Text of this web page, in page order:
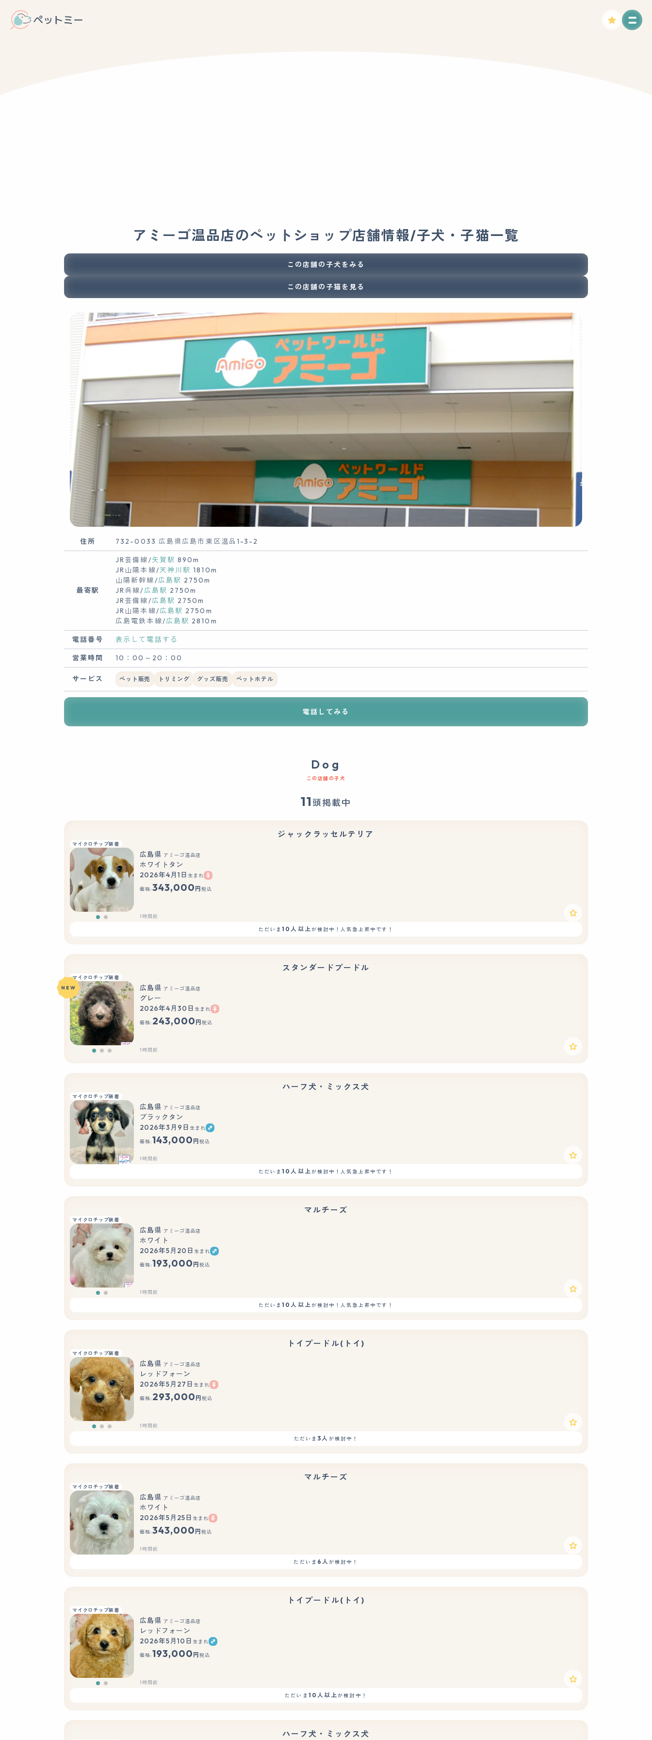
アミーゴ温品店のペットショップ店舗情報/子犬・子猫一覧
この店舗の子犬をみる
この店舗の子猫を見る
住所 732-0033 広島県広島市東区温品1-3-2
最寄駅
JR芸備線/矢賀駅 890m
JR山陽本線/天神川駅 1810m
山陽新幹線/広島駅 2750m
JR呉線/広島駅 2750m
JR芸備線/広島駅 2750m
JR山陽本線/広島駅 2750m
広島電鉄本線/広島駅 2810m
電話番号 表示して電話する
営業時間 10：00～20：00
サービス ペット販売 トリミング グッズ販売 ペットホテル
電話してみる
Dog
この店舗の子犬
11 頭掲載中
ジャックラッセルテリア
マイクロチップ装着
もっと見る
広島県 アミーゴ温品店
ホワイトタン
2026年4月1日 生まれ
価格:343,000 円 税込
1時間前
ただいま10人以上が検討中！人気急上昇中です！
スタンダードプードル
マイクロチップ装着
もっと見る
NEW 広島県 アミーゴ温品店
グレー
2026年4月30日 生まれ
価格: 243,000 円 税込
1時間前
ハーフ犬・ミックス犬
マイクロチップ装着
広島県 アミーゴ温品店
ブラックタン
2026年3月9日 生まれ
価格:143,000 円 税込
1時間前
ただいま10人以上が検討中！人気急上昇中です！
マルチーズ
マイクロチップ装着
もっと見る
広島県 アミーゴ温品店
ホワイト
2026年5月20日 生まれ
価格:193,000 円 税込
1時間前
ただいま10人以上が検討中！人気急上昇中です！
トイプードル(トイ)
マイクロチップ装着
もっと見る
広島県 アミーゴ温品店
レッドフォーン
2026年5月27日 生まれ
価格: 293,000 円 税込
1時間前
ただいま3人 が検討中！
マルチーズ
マイクロチップ装着
広島県 アミーゴ温品店
ホワイト
2026年5月25日 生まれ
価格:343,000 円 税込
1時間前
ただいま 6人が検討中！
トイプードル(トイ)
マイクロチップ装着
もっと見る
広島県 アミーゴ温品店
レッドフォーン
2026年5月10日 生まれ
価格:193,000 円 税込
1時間前
ただいま 10人以上が検討中！
ハーフ犬・ミックス犬